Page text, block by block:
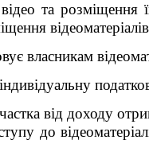
та
власникам
від доходу
до